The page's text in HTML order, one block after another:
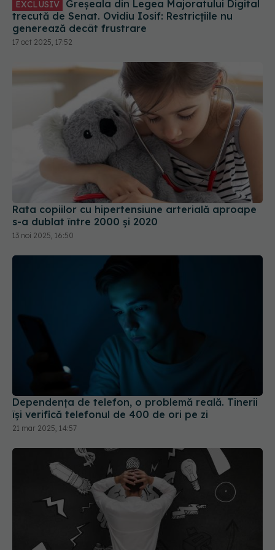
17 oct 2025, 17:52
Rata copiilor cu hipertensiune arterială aproape
s-a dublat între 2000 şi 2020
13 noi 2025, 16:50
Dependenţa de telefon, o problemă reală. Tinerii
îşi verifică telefonul de 400 de ori pe zi
21 mar 2025, 14:57